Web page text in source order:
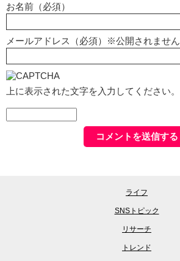
お名前（必須）
メールアドレス（必須）※公開されません
上に表示された文字を入力してください。
ライフ
SNSトピック
リサーチ
トレンド